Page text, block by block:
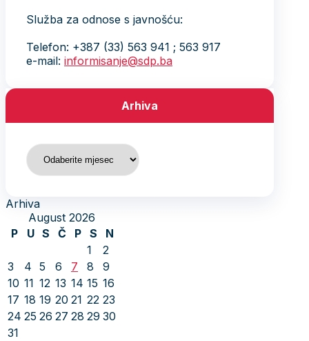
Služba za odnose s javnošću:
Telefon: +387 (33) 563 941 ; 563 917
e-mail: informisanje@sdp.ba
Arhiva
Arhiva
Arhiva
August 2026
P
U S Č P S
N
1
2
3
4 5 6 7 8
9
10 11 12 13 14 15 16
17 18 19 20 21 22 23
24 25 26 27 28 29 30
31